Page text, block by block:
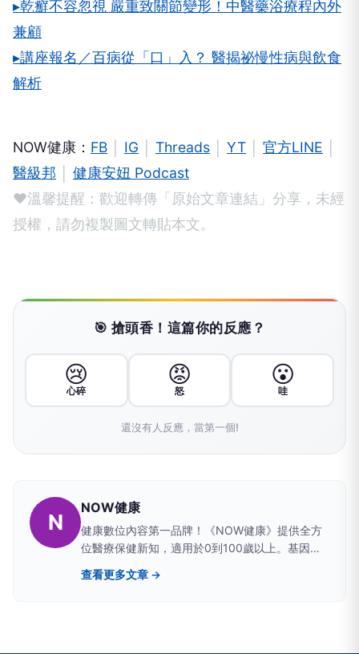
▸乾癬不容忽視 嚴重致關節變形！中醫藥浴療程內外
兼顧
▸講座報名／百病從「口」入？ 醫揭祕慢性病與飲食
解析
NOW健康： FB IG Threads YT 官方LINE
醫級邦
健康安妞 Podcast
❤溫馨提醒：歡迎轉傳「原始文章連結」分享，未經
授權，請勿複製圖文轉貼本文。
🎯 搶頭香！這篇你的反應？
😢
心碎
😡
怒
😮
哇
還沒有人反應，當第一個!
N
NOW健康
健康數位內容第一品牌！《NOW健康》提供全方
位醫療保健新知，適用於0到100歲以上。基因與
生俱來，體質後天翻轉；打造長壽體質，就從
《NOW健康》開始。【更多健康資訊一次滿足！
查看更多文章 →